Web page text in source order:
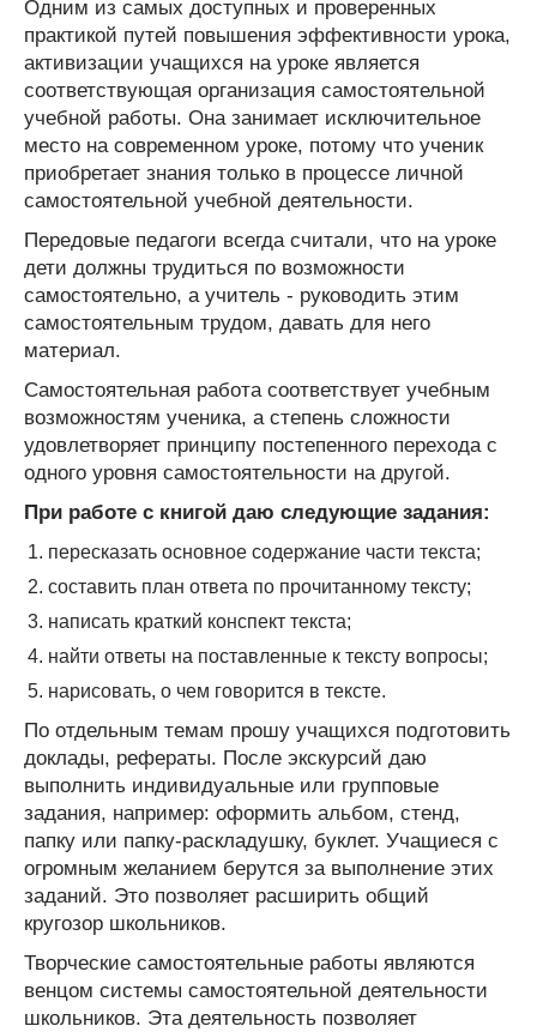
Одним из самых доступных и проверенных
практикой путей повышения эффективности урока,
активизации учащихся на уроке является
соответствующая организация самостоятельной
учебной работы. Она занимает исключительное
место на современном уроке, потому что ученик
приобретает знания только в процессе личной
самостоятельной учебной деятельности.
Передовые педагоги всегда считали, что на уроке
дети должны трудиться по возможности
самостоятельно, а учитель - руководить этим
самостоятельным трудом, давать для него
материал.
Самостоятельная работа соответствует учебным
возможностям ученика, а степень сложности
удовлетворяет принципу постепенного перехода с
одного уровня самостоятельности на другой.
При работе с книгой даю следующие задания:
пересказать основное содержание части текста;
составить план ответа по прочитанному тексту;
написать краткий конспект текста;
найти ответы на поставленные к тексту вопросы;
нарисовать, о чем говорится в тексте.
По отдельным темам прошу учащихся подготовить
доклады, рефераты. После экскурсий даю
выполнить индивидуальные или групповые
задания, например: оформить альбом, стенд,
папку или папку-раскладушку, буклет. Учащиеся с
огромным желанием берутся за выполнение этих
заданий. Это позволяет расширить общий
кругозор школьников.
Творческие самостоятельные работы являются
венцом системы самостоятельной деятельности
школьников. Эта деятельность позволяет